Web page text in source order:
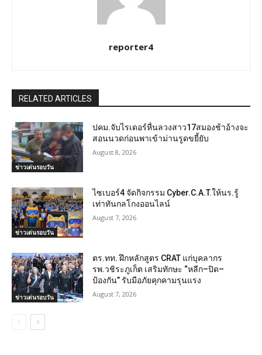
reporter4
RELATED ARTICLES
ข่าวเด่นรอบวัน
ปคม.จับไรเดอร์หื่นลวงสาว17สมองช้าอ้างจะ
สอนนวดก่อนพาเข้าม่านรูดขยี้ยับ
August 8, 2026
ข่าวเด่นรอบวัน
ไซเบอร์4 จัดกิจกรรม Cyber.C.A.T.ให้นร.รู้
เท่าทันกลโกงออนไลน์
August 7, 2026
ข่าวเด่นรอบวัน
ตร.ทท. ฝึกหลักสูตร CRAT แก่บุคลากร
รพ.วชิระภูเก็ต เสริมทักษะ “หลีก–ปิด–
ป้องกัน” รับมือภัยคุกคามรุนแรง
August 7, 2026